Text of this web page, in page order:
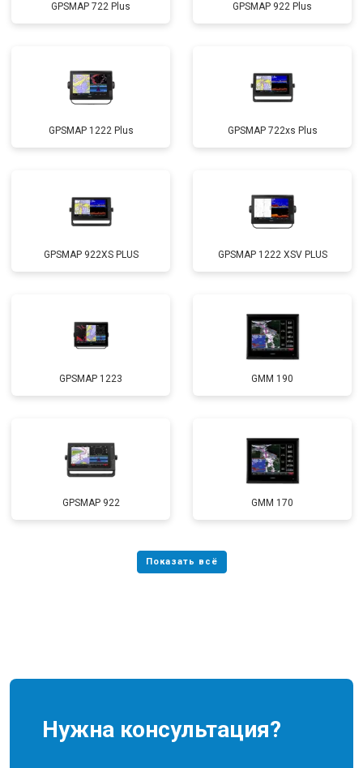
GPSMAP 722 Plus GPSMAP 922 Plus
GPSMAP 1222 Plus GPSMAP 722xs Plus
GPSMAP 922XS PLUS GPSMAP 1222 XSV PLUS
GPSMAP 1223 GMM 190
GPSMAP 922 GMM 170
Нужна консультация?